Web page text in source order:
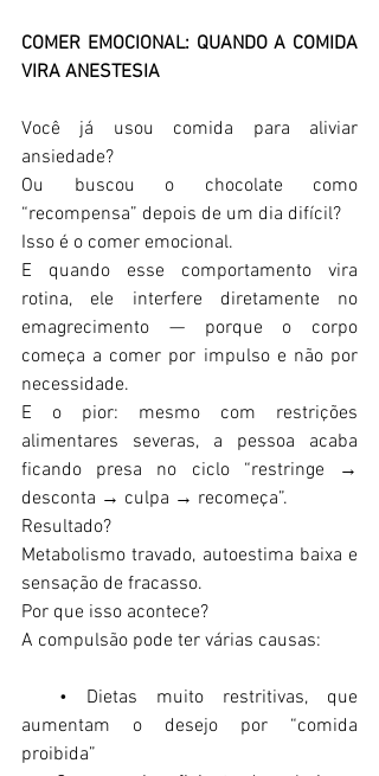
COMER EMOCIONAL: QUANDO A COMIDA
VIRA ANESTESIA
Você já usou comida para aliviar
ansiedade?
Ou buscou o chocolate como
“recompensa” depois de um dia difícil?
Isso é o comer emocional.
E quando esse comportamento vira
rotina, ele interfere diretamente no
emagrecimento — porque o corpo
começa a comer por impulso e não por
necessidade.
E o pior: mesmo com restrições
alimentares severas, a pessoa acaba
ficando presa no ciclo “restringe →
desconta → culpa → recomeça”.
Resultado?
Metabolismo travado, autoestima baixa e
sensação de fracasso.
Por que isso acontece?
A compulsão pode ter várias causas:
• Dietas muito restritivas, que
aumentam o desejo por “comida
proibida”